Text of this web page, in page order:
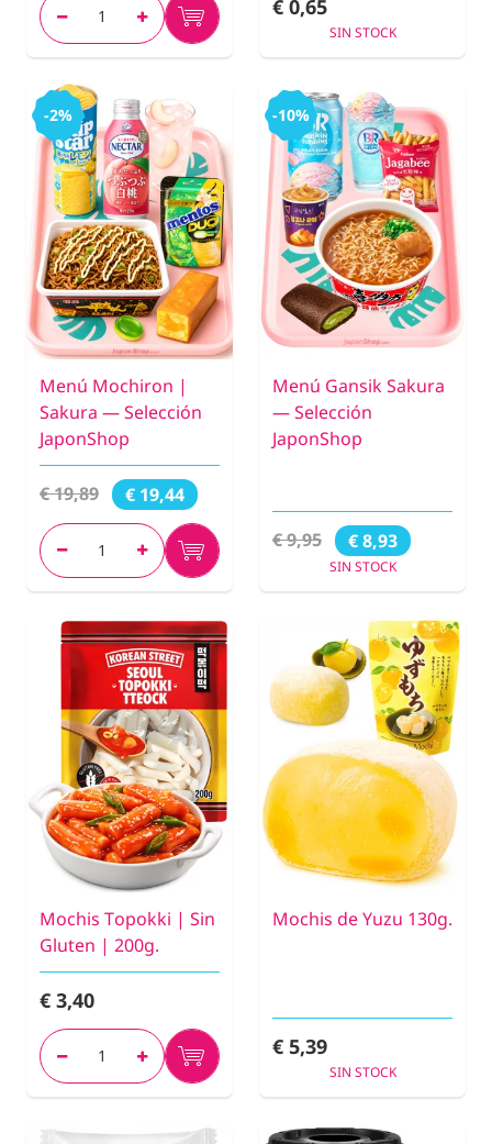
€ 0,65
SIN STOCK
-2%
Menú Mochiron |
Sakura — Selección
JaponShop
€ 19,89 € 19,44
-10%
Menú Gansik Sakura
— Selección
JaponShop
€ 9,95 € 8,93
SIN STOCK
Mochis Topokki | Sin
Gluten | 200g.
€ 3,40
Mochis de Yuzu 130g.
€ 5,39
SIN STOCK